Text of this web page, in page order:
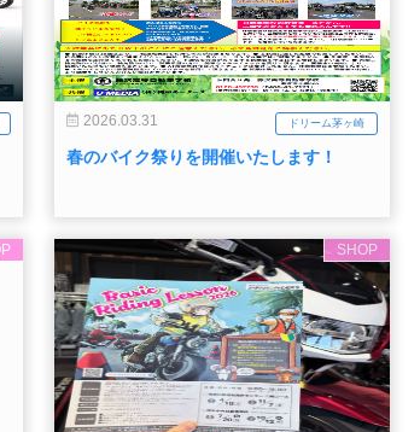
ドリーム茅ヶ崎
2026.03.31
春のバイク祭りを開催いたします！
SHOP